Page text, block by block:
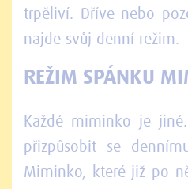
trpěliví. Dříve nebo
najde svůj denní režim.
REŽIM SPÁNKU
Každé miminko je
přizpůsobit se
Miminko, které již po